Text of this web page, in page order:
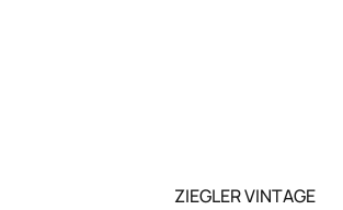
ZIEGLER VINTAGE